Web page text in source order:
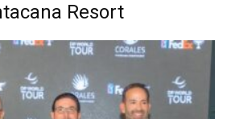
Resort